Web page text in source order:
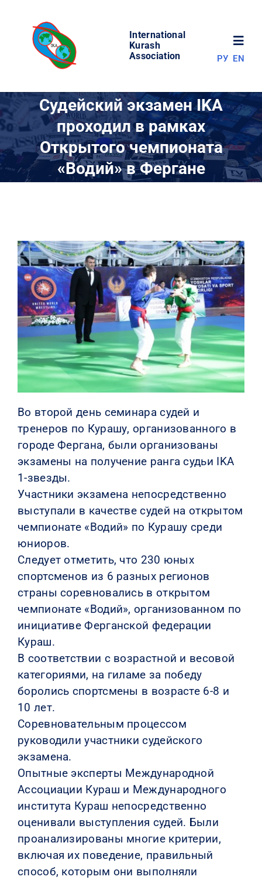
content
International
Kurash
Association
МИР КУРАША
ОБ АССОЦИАЦИИ
РЕЗУЛЬТАТЫ
КОНТАКТЫ
РУ EN
Судейский экзамен IKA
проходил в рамках
Открытого чемпионата
«Водий» в Фергане
Во второй день семинара судей и
тренеров по Курашу, организованного в
городе Фергана, были организованы
экзамены на получение ранга судьи IKA
1-звезды.
Участники экзамена непосредственно
выступали в качестве судей на открытом
чемпионате «Водий» по Курашу среди
юниоров.
Следует отметить, что 230 юных
спортсменов из 6 разных регионов
страны соревновались в открытом
чемпионате «Водий», организованном по
инициативе Ферганской федерации
Кураш.
В соответствии с возрастной и весовой
категориями, на гиламе за победу
боролись спортсмены в возрасте 6-8 и
10 лет.
Соревновательным процессом
руководили участники судейского
экзамена.
Опытные эксперты Международной
Ассоциации Кураш и Международного
института Кураш непосредственно
оценивали выступления судей. Были
проанализированы многие критерии,
включая их поведение, правильный
способ, которым они выполняли